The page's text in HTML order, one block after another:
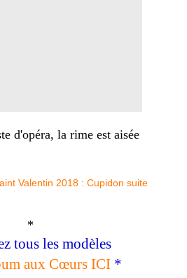
d'opéra, la rime est aisée
*
tous les modèles
aux Cœurs ICI *